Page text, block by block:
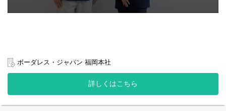
◇事業背景について知る：https://www.borderless-
【募集背景】
昨年比200%以上、業界No.1のスピードで成長しているFor Good
では、様々なバックグラウンドを持ったメンバーが活躍していま
す！
主な業務
・労務課題や問題に対する調査・提案・対応
・（ご経験に応じて）人事制度の運用や改善、制度企画への参画
・業務全体のフロー改善・効率化
ご志向に応じて日常の正確なオペレーションに加え、組織拡大に
ボーダレス・ジャパン 福岡本社
詳しくはこちら